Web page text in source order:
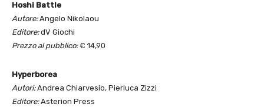
Hoshi Battle
Autore:Angelo Nikolaou
Editore:dV Giochi
Prezzo al pubblico:€ 14,90
Hyperborea
Autori:Andrea Chiarvesio, Pierluca Zizzi
Editore:Asterion Press